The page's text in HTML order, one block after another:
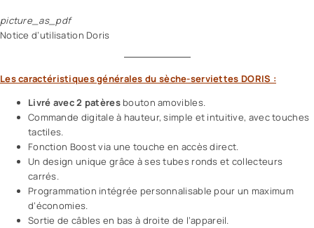
picture_as_pdf
Notice d’utilisation Doris
Les caractéristiques générales du sèche-serviettes DORIS :
Livré avec 2 patèresbouton amovibles.
Commande digitale à hauteur, simple et intuitive, avec touches
tactiles.
Fonction Boost via une touche en accès direct.
Un design unique grâce à ses tubes ronds et collecteurs
carrés.
Programmation intégrée personnalisable pour un maximum
d’économies.
Sortie de câbles en bas à droite de l’appareil.